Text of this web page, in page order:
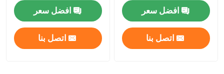
افضل سعر
اتصل بنا
افضل سعر
اتصل بنا